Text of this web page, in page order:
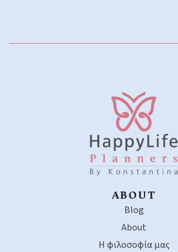
ABOUT
Blog
About
Η φιλοσοφία μας